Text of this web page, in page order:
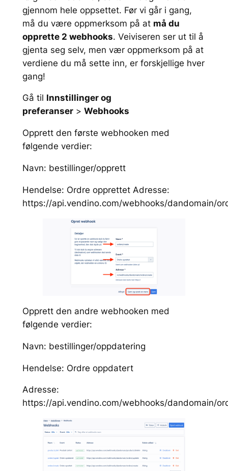
gjennom hele oppsettet. Før vi går i gang,
må du være oppmerksom på at må du
opprette 2 webhooks. Veiviseren ser ut til å
gjenta seg selv, men vær oppmerksom på at
verdiene du må sette inn, er forskjellige hver
gang!
Gå til Innstillinger og
preferanser> Webhooks
Opprett den første webhooken med
følgende verdier:
Navn: bestillinger/opprett
Hendelse: Ordre opprettet Adresse:
https://api.vendino.com/webhooks/dandomain/
Opprett den andre webhooken med
følgende verdier:
Navn: bestillinger/oppdatering
Hendelse: Ordre oppdatert
Adresse:
https://api.vendino.com/webhooks/dandomain/